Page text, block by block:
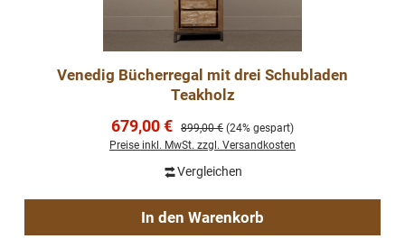
Venedig Bücherregal mit drei Schubladen
Teakholz
Verkaufspreis:
679,00 € Regulärer Preis:
899,00 € (24% gespart)
Preise inkl. MwSt. zzgl. Versandkosten
Vergleichen
In den Warenkorb